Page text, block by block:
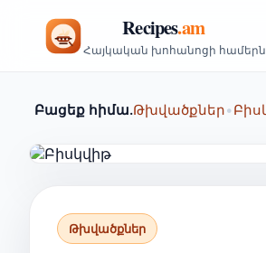
Հայկական խոհանոցի
Բացեք հիմա.Թխվածքներ•
Թխվածքներ